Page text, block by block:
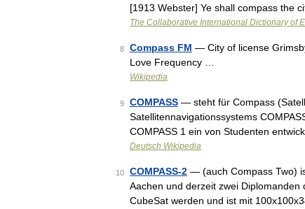
[1913 Webster] Ye shall compass the
The Collaborative International Dictionary of
8 Compass FM — City of license
Love Frequency …
Wikipedia
9 COMPASS — steht für Compass
Satellitennavigationssystems
COMPASS 1 ein von Studenten
Deutsch Wikipedia
10 COMPASS-2 — (auch Compass Two)
Aachen und derzeit zwei Diplomanden
CubeSat werden und ist mit